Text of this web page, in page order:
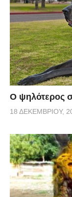
Ο ψηλότερος
18 ΔΕΚΕΜΒΡΊΟΥ,